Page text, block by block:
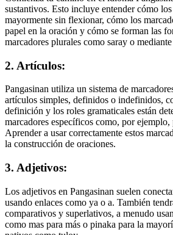
sustantivos. Esto incluye entender cómo
mayormente sin flexionar, cómo los
papel en la oración y cómo se forman las
marcadores plurales como saray o
2. Artículos:
Pangasinan utiliza un sistema de
artículos simples, definidos o indefinidos,
definición y los roles gramaticales están
marcadores específicos como, por ejemplo,
Aprender a usar correctamente estos
la construcción de oraciones.
3. Adjetivos:
Los adjetivos en Pangasinan suelen
usando enlaces como ya o a. También
comparativos y superlativos, a menudo
como mas para más o pinaka para la